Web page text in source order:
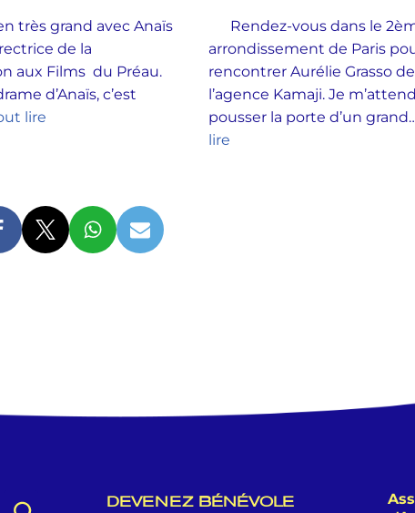
très grand avec Anaïs
de la
aux Films du Préau.
d’Anaïs, c’est
lire
Rendez-vous dans le
arrondissement de Paris
rencontrer Aurélie Grasso de
l’agence Kamaji. Je
pousser la porte d’un
lire
DEVENEZ BÉNÉVOLE